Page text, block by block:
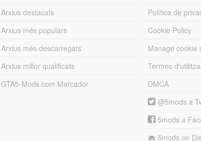
Arxius destacats
Arxius més populars
Arxius més descarregats
Arxius millor qualificats
GTA5-Mods.com Marcador
Política de
Cookie Policy
Manage cookie
Termes
DMCA
@5mods a
5mods a
5mods on